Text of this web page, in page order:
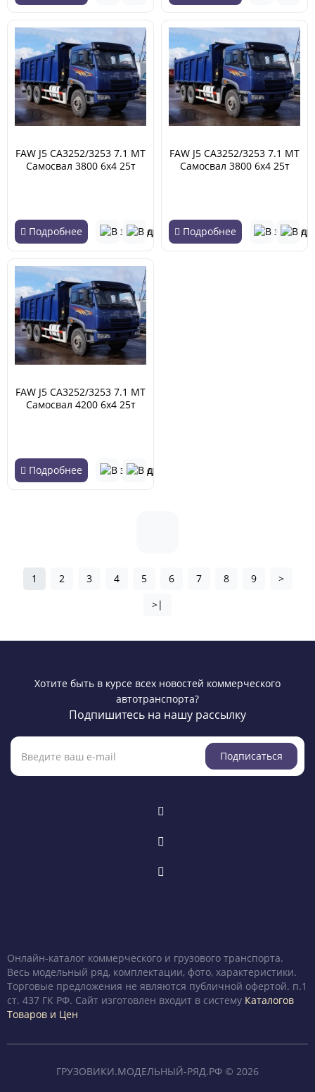
FAW J5 CA3252/3253 7.1 MT
Самосвал 3800 6х4 25т
Подробнее
FAW J5 CA3252/3253 7.1 MT
Самосвал 3800 6х4 25т
Подробнее
FAW J5 CA3252/3253 7.1 MT
Самосвал 4200 6х4 25т
Подробнее
1 2 3 4 5 6 7 8 9
>
>|
Хотите быть в курсе всех новостей коммерческого
автотранспорта?
Подпишитесь на нашу рассылку
Подписаться
Онлайн-каталог коммерческого и грузового транспорта.
Весь модельный ряд, комплектации, фото, характеристики.
Торговые предложения не являются публичной офертой. п.1
ст. 437 ГК РФ. Сайт изготовлен входит в систему Каталогов
Товаров и Цен
ГРУЗОВИКИ.МОДЕЛЬНЫЙ-РЯД.РФ © 2026